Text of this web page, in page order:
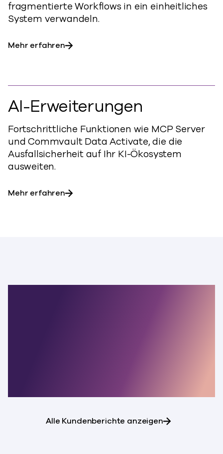
fragmentierte Workflows in ein einheitliches
System verwandeln.
Mehr erfahren
AI-Erweiterungen
Fortschrittliche Funktionen wie MCP Server
und Commvault Data Activate, die die
Ausfallsicherheit auf Ihr KI-Ökosystem
ausweiten.
Mehr erfahren
Alle Kundenberichte anzeigen